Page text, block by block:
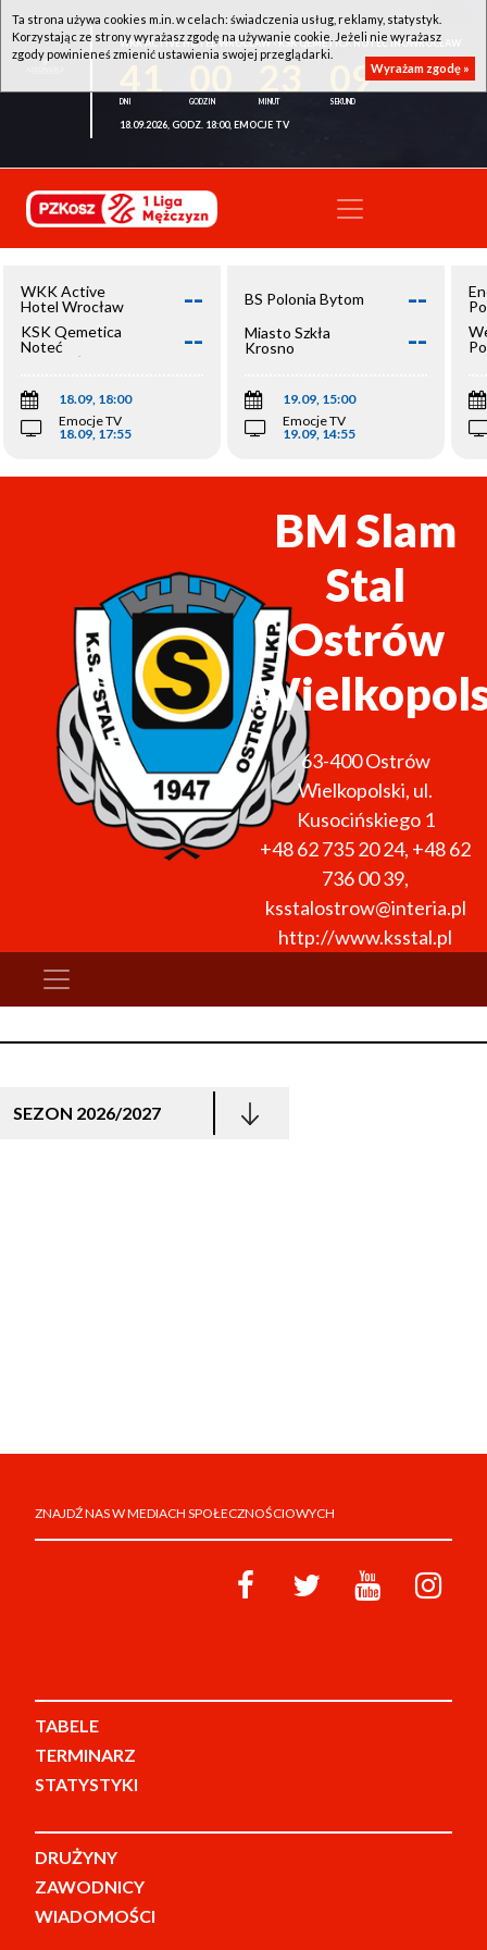
WKK ACTIVE HOTEL WROCŁAW - KSK QEMETICA NOTEĆ INOWROCŁAW
09
18.09.2026, GODZ. 18:00, EMOCJE TV
WKK Active
Hotel Wrocław
--
KSK Qemetica
Noteć
Inowrocław
--
18.09, 18:00
Emocje TV
18.09, 17:55
BS Polonia Bytom --
Miasto Szkła
Krosno
--
19.09, 15:00
Emocje TV
19.09, 14:55
BM Slam
Stal
Ostrów
63-400 Ostrów
Wielkopolski, ul.
Kusocińskiego 1
+48 62 735 20 24, +48 62
736 00 39,
ksstalostrow@interia.pl
http://www.ksstal.pl
SEZON 2026/2027
ZNAJDŹ NAS W MEDIACH SPOŁECZNOŚCIOWYCH
TABELE
TERMINARZ
STATYSTYKI
DRUŻYNY
ZAWODNICY
WIADOMOŚCI
Ta strona używa cookies m.in. w celach: świadczenia usług, reklamy, statystyk.
Korzystając ze strony wyrażasz zgodę na używanie cookie. Jeżeli nie wyrażasz
zgody powinieneś zmienić ustawienia swojej przeglądarki.
Wyrażam zgodę »